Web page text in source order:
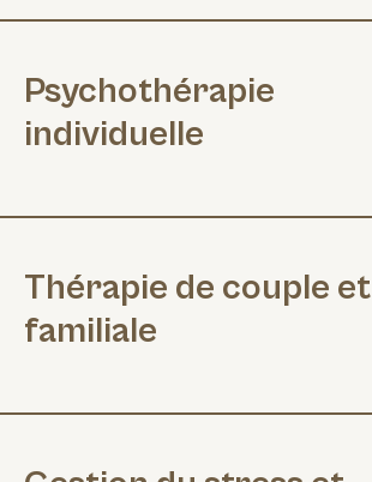
Psychothérapie
individuelle
Thérapie de couple et
familiale